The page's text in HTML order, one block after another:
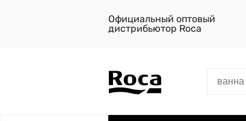
Официальный оптовый
дистрибьютор Roca